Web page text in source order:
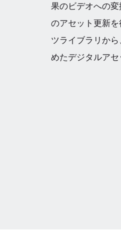
果のビデオへの
のアセット更新
ツライブラリか
めたデジタルアセ